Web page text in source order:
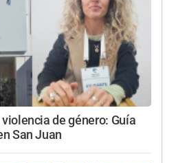
de género: Guía
San Juan